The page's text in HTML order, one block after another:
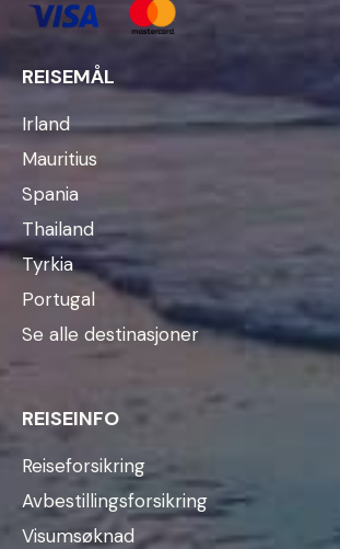
REISEMÅL
Irland
Mauritius
Spania
Thailand
Tyrkia
Portugal
Se alle destinasjoner
REISEINFO
Reiseforsikring
Avbestillingsforsikring
Visumsøknad